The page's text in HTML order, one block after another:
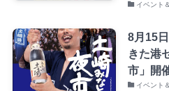
イベント
8月15
きた港
市」開
イベント